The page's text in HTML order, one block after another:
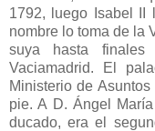
1792, luego Isabel II
nombre lo toma de la
suya hasta
Vaciamadrid. El
Ministerio de
pie. A D. Ángel
ducado, era el